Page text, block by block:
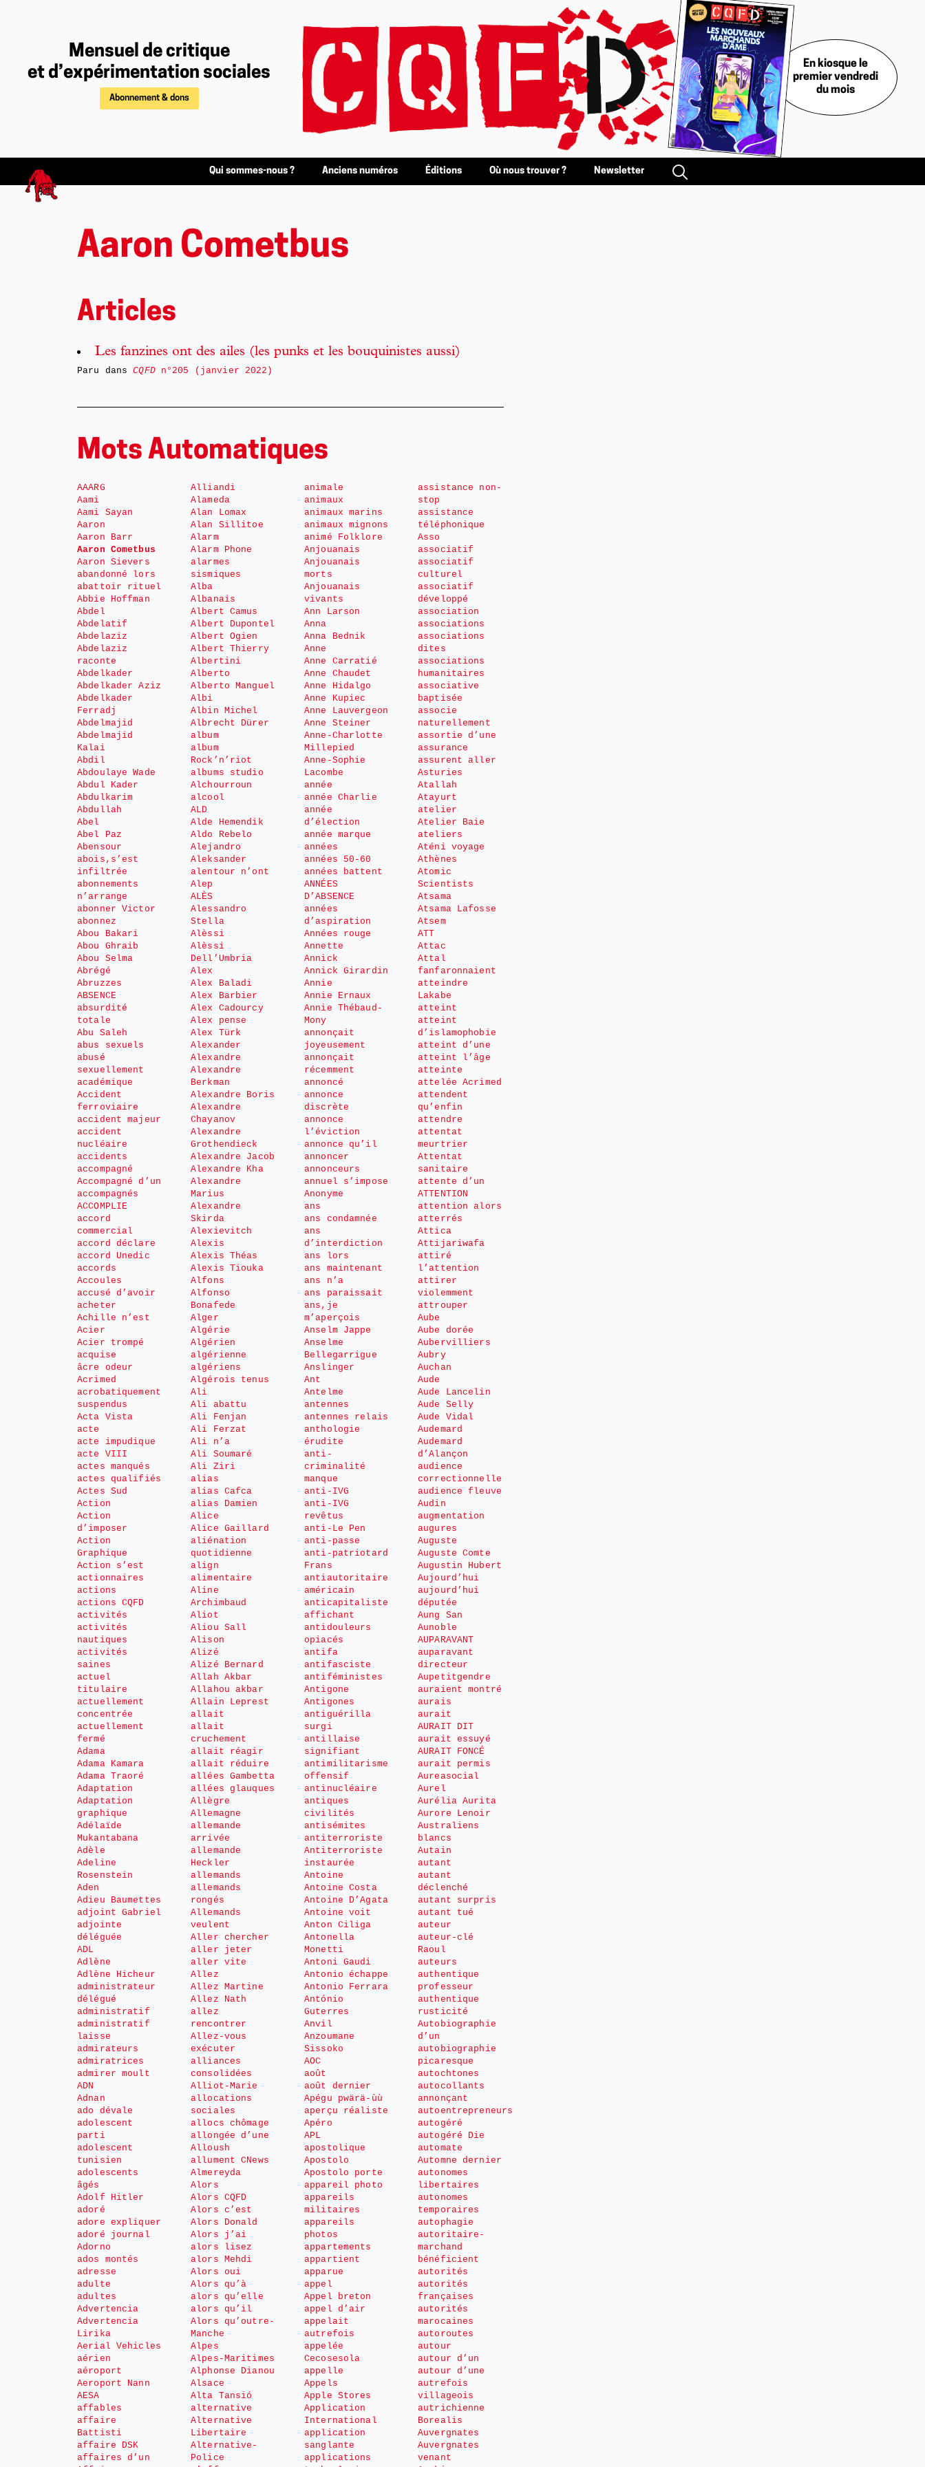
Mensuel de critique
et d’expérimentation sociales
Abonnement & dons
En kiosque le
premier vendredi
du mois
Qui sommes-nous ? Anciens numéros Éditions Où nous trouver ? Newsletter
Aaron Cometbus
Articles
Les fanzines ont des ailes (les punks et les bouquinistes aussi)
Paru dansCQFDn°205 (janvier 2022)
Mots Automatiques
AAARG
Aami
Aami Sayan
Aaron
Aaron Barr
Aaron Cometbus
Aaron Sievers
abandonné lors
abattoir rituel
Abbie Hoffman
Abdel
Abdelatif
Abdelaziz
Abdelaziz
raconte
Abdelkader
Abdelkader Aziz
Abdelkader
Ferradj
Abdelmajid
Abdelmajid
Kalai
Abdil
Abdoulaye Wade
Abdul Kader
Abdulkarim
Abdullah
Abel
Abel Paz
Abensour
abois,s’est
infiltrée
abonnements
n’arrange
abonner Victor
abonnez
Abou Bakari
Abou Ghraib
Abou Selma
Abrégé
Abruzzes
ABSENCE
absurdité
totale
Abu Saleh
abus sexuels
abusé
sexuellement
académique
Accident
ferroviaire
accident majeur
accident
nucléaire
accidents
accompagné
Accompagné d’un
accompagnés
ACCOMPLIE
accord
commercial
accord déclare
accord Unedic
accords
Accoules
accusé d’avoir
acheter
Achille n’est
Acier
Acier trompé
acquise
âcre odeur
Acrimed
acrobatiquement
suspendus
Acta Vista
acte
acte impudique
acte VIII
actes manqués
actes qualifiés
Actes Sud
Action
Action
d’imposer
Action
Graphique
Action s’est
actionnaires
actions
actions CQFD
activités
activités
nautiques
activités
saines
actuel
titulaire
actuellement
concentrée
actuellement
fermé
Adama
Adama Kamara
Adama Traoré
Adaptation
Adaptation
graphique
Adélaïde
Mukantabana
Adèle
Adeline
Rosenstein
Aden
Adieu Baumettes
adjoint Gabriel
adjointe
déléguée
ADL
Adlène
Adlène Hicheur
administrateur
délégué
administratif
administratif
laisse
admirateurs
admiratrices
admirer moult
ADN
Adnan
ado dévale
adolescent
parti
adolescent
tunisien
adolescents
âgés
Adolf Hitler
adoré
adore expliquer
adoré journal
Adorno
ados montés
adresse
adulte
adultes
Advertencia
Advertencia
Lirika
Aerial Vehicles
aérien
aéroport
Aeroport Nann
AESA
affables
affaire
Battisti
affaire DSK
affaires d’un
Alliandi
Alameda
Alan Lomax
Alan Sillitoe
Alarm
Alarm Phone
alarmes
sismiques
Alba
Albanais
Albert Camus
Albert Dupontel
Albert Ogien
Albert Thierry
Albertini
Alberto
Alberto Manguel
Albi
Albin Michel
Albrecht Dürer
album
album
Rock’n’riot
albums studio
Alchourroun
alcool
ALD
Alde Hemendik
Aldo Rebelo
Alejandro
Aleksander
alentour n’ont
Alep
ALÈS
Alessandro
Stella
Alèssi
Alèssi
Dell’Umbria
Alex
Alex Baladi
Alex Barbier
Alex Cadourcy
Alex pense
Alex Türk
Alexander
Alexandre
Alexandre
Berkman
Alexandre Boris
Alexandre
Chayanov
Alexandre
Grothendieck
Alexandre Jacob
Alexandre Kha
Alexandre
Marius
Alexandre
Skirda
Alexievitch
Alexis
Alexis Théas
Alexis Tiouka
Alfons
Alfonso
Bonafede
Alger
Algérie
Algérien
algérienne
algériens
Algérois tenus
Ali
Ali abattu
Ali Fenjan
Ali Ferzat
Ali n’a
Ali Soumaré
Ali Ziri
alias
alias Cafca
alias Damien
Alice
Alice Gaillard
aliénation
quotidienne
align
alimentaire
Aline
Archimbaud
Aliot
Aliou Sall
Alison
Alizé
Alizé Bernard
Allah Akbar
Allahou akbar
Allain Leprest
allait
allait
cruchement
allait réagir
allait réduire
allées Gambetta
allées glauques
Allègre
Allemagne
allemande
arrivée
allemande
Heckler
allemands
allemands
rongés
Allemands
veulent
Aller chercher
aller jeter
aller vite
Allez
Allez Martine
Allez Nath
allez
rencontrer
Allez-vous
exécuter
alliances
consolidées
Alliot-Marie
allocations
sociales
allocs chômage
allongée d’une
Alloush
allument CNews
Almereyda
Alors
Alors CQFD
Alors c’est
Alors Donald
Alors j’ai
alors lisez
alors Mehdi
Alors oui
Alors qu’à
alors qu’elle
alors qu’il
Alors qu’outre-
Manche
Alpes
Alpes-Maritimes
Alphonse Dianou
Alsace
Alta Tansió
alternative
Alternative
Libertaire
Alternative-
Police
animale
animaux
animaux marins
animaux mignons
animé Folklore
Anjouanais
Anjouanais
morts
Anjouanais
vivants
Ann Larson
Anna
Anna Bednik
Anne
Anne Carratié
Anne Chaudet
Anne Hidalgo
Anne Kupiec
Anne Lauvergeon
Anne Steiner
Anne-Charlotte
Millepied
Anne-Sophie
Lacombe
année
année Charlie
année
d’élection
année marque
années
années 50-60
années battent
ANNÉES
D’ABSENCE
années
d’aspiration
Années rouge
Annette
Annick
Annick Girardin
Annie
Annie Ernaux
Annie Thébaud-
Mony
annonçait
joyeusement
annonçait
récemment
annoncé
annonce
discrète
annonce
l’éviction
annonce qu’il
annoncer
annonceurs
annuel s’impose
Anonyme
ans
ans condamnée
ans
d’interdiction
ans lors
ans maintenant
ans n’a
ans paraissait
ans,je
m’aperçois
Anselm Jappe
Anselme
Bellegarrigue
Anslinger
Ant
Antelme
antennes
antennes relais
anthologie
érudite
anti-
criminalité
manque
anti-IVG
anti-IVG
revêtus
anti-Le Pen
anti-passe
anti-patriotard
Frans
antiautoritaire
américain
anticapitaliste
affichant
antidouleurs
opiacés
antifa
antifasciste
antiféministes
Antigone
Antigones
antiguérilla
surgi
antillaise
signifiant
antimilitarisme
offensif
antinucléaire
antiques
civilités
antisémites
antiterroriste
Antiterroriste
instaurée
Antoine
Antoine Costa
Antoine D’Agata
Antoine voit
Anton Ciliga
Antonella
Monetti
Antoni Gaudi
Antonio échappe
Antonio Ferrara
António
Guterres
Anvil
Anzoumane
Sissoko
AOC
août
août dernier
Apégu pwärä-ùù
aperçu réaliste
Apéro
APL
apostolique
Apostolo
Apostolo porte
appareil photo
appareils
militaires
appareils
photos
appartements
appartient
apparue
appel
Appel breton
appel d’air
appelait
autrefois
appelée
Cecosesola
appelle
Appels
Apple Stores
Application
International
application
sanglante
applications
assistance non-
stop
assistance
téléphonique
Asso
associatif
associatif
culturel
associatif
développé
association
associations
associations
dites
associations
humanitaires
associative
baptisée
associe
naturellement
assortie d’une
assurance
assurent aller
Asturies
Atallah
Atayurt
atelier
Atelier Baie
ateliers
Aténi voyage
Athènes
Atomic
Scientists
Atsama
Atsama Lafosse
Atsem
ATT
Attac
Attal
fanfaronnaient
atteindre
Lakabe
atteint
atteint
d’islamophobie
atteint d’une
atteint l’âge
atteinte
attelée Acrimed
attendent
qu’enfin
attendre
attentat
meurtrier
Attentat
sanitaire
attente d’un
ATTENTION
attention alors
atterrés
Attica
Attijariwafa
attiré
l’attention
attirer
violemment
attrouper
Aube
Aube dorée
Aubervilliers
Aubry
Auchan
Aude
Aude Lancelin
Aude Selly
Aude Vidal
Audemard
Audemard
d’Alançon
audience
correctionnelle
audience fleuve
Audin
augmentation
augures
Auguste
Auguste Comte
Augustin Hubert
Aujourd’hui
aujourd’hui
députée
Aung San
Aunoble
AUPARAVANT
auparavant
directeur
Aupetitgendre
auraient montré
aurais
aurait
AURAIT DIT
aurait essuyé
AURAIT FONCÉ
aurait permis
Aureasocial
Aurel
Aurélia Aurita
Aurore Lenoir
Australiens
blancs
Autain
autant
autant
déclenché
autant surpris
autant tué
auteur
auteur-clé
Raoul
auteurs
authentique
professeur
authentique
rusticité
Autobiographie
d’un
autobiographie
picaresque
autochtones
autocollants
annonçant
autoentrepreneurs
autogéré
autogéré Die
automate
Automne dernier
autonomes
libertaires
autonomes
temporaires
autophagie
autoritaire-
marchand
bénéficient
autorités
autorités
françaises
autorités
marocaines
autoroutes
autour
autour d’un
autour d’une
autrefois
villageois
autrichienne
Borealis
Auvergnates
Auvergnates
venant